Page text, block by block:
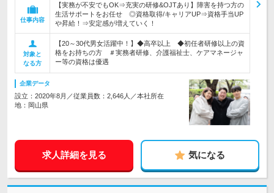
仕事内容
【実務が不安でもOK⇒充実の研修&OJTあり】障害を持つ方の
生活サポートをお任せ ◎資格取得/キャリアUP⇒資格手当UP
や昇給！⇒安定感が増えていく！
対象と
なる方
【20～30代男女活躍中！】◆高卒以上 ◆初任者研修以上の資
格をお持ちの方 ＃実務者研修、介護福祉士、ケアマネージャ
ー等の資格は優遇
企業データ
設立：2020年8月／従業員数：2,646人／本社所在
地：岡山県
求人詳細を見る 気になる